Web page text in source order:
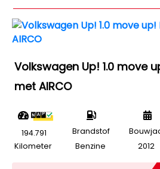
Volkswagen Up! 1.0 move
met AIRCO
194.791
Kilometer
Brandstof
Benzine
2012